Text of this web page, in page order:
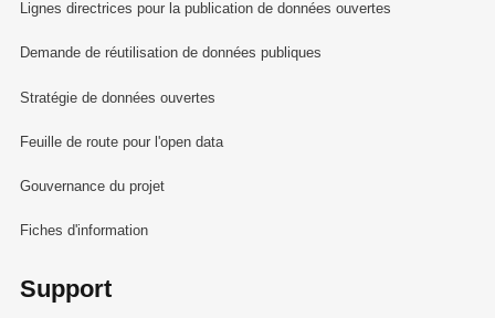
Lignes directrices pour la publication de données ouvertes
Demande de réutilisation de données publiques
Stratégie de données ouvertes
Feuille de route pour l'open data
Gouvernance du projet
Fiches d'information
Support